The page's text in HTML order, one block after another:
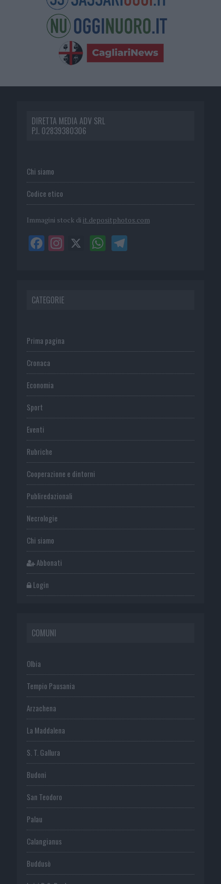
DIRETTA MEDIA ADV SRL
P.I. 02839380306
Chi siamo
Codice etico
Immagini stock di it.depositphotos.com
CATEGORIE
Prima pagina
Cronaca
Economia
Sport
Eventi
Rubriche
Cooperazione e dintorni
Publiredazionali
Necrologie
Chi siamo
Abbonati
Login
COMUNI
Olbia
Tempio Pausania
Arzachena
La Maddalena
S. T. Gallura
Budoni
San Teodoro
Palau
Calangianus
Buddusò